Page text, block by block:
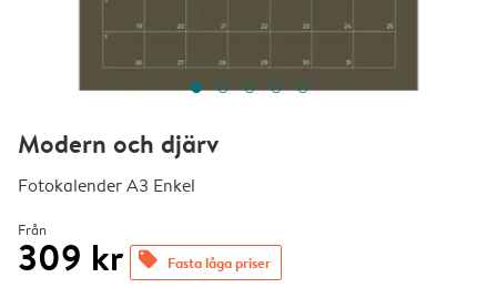
Modern och djärv
Fotokalender A3 Enkel
Från
309 kr offers Fasta låga priser